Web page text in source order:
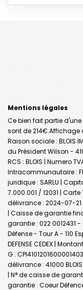
Mentions légales
Ce bien fait partie d'une
sont de 214€.Affichage
Raison sociale : BLOIS
du Président Wilson -
RCS : BLOIS | Numero
Intracommunautaire :
juridique : SARLU |
7.000.001 / 12031 | Carte
délivrance : 2024-07-21
| Caisse de garantie
garantie : 022 0012431
Défense - Tour A - 110
DEFENSE CEDEX |
G :
délivrance : 41000
| N° de caisse de
garantie : Coeur